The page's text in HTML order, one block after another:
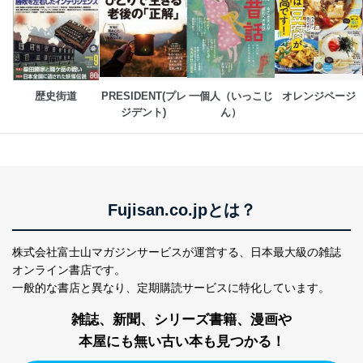
により当該事務の遂行に支障を及ぼすおそれがあると
き。
上記２．の利用目的を実施するために守秘義務を結ん
だ企業に、業務の一部として個人情報の取扱いを委
託・提供する場合、その業務に必要な範囲で委託・提
供先企業に個人情報を開示することがあります。
委託・提供先企業は具体的には以下のような企業です
が、これらに限りません。
委託先：カスタマーサポート支援会社 、クレジッ
販売店などの梱包・配送・配達会社
４．開示対象個人情報の「開示」「訂正」等の請求につ
いて
当社は、本人から、開示対象個人情報について利用目的
す。ただし、以下①～④のいずれかに該当する場合は、
利用目的の通知を行なうことはできません。そのとき
は、本人に遅滞無くその旨を通知するとともに、理由を
歴史街道
PRESIDENT(プレ
ジデント)
一個人（いっこじ
ん）
オレンジページ
Fujisan.co.jpとは？
株式会社富士山マガジンサービスが運営する、
日本最大級の雑誌
オンライン書店です。
一般的な書店と異なり、 定期購読サービスに特化しています。
雑誌、新聞、シリーズ書籍、漫画や
本屋にも無い古い本も見つかる！